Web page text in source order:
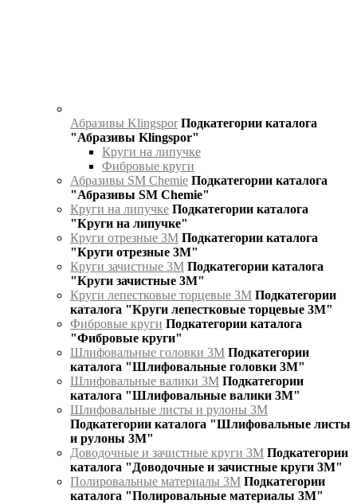
Абразивы Klingspor Подкатегории каталога
"Абразивы Klingspor"
Круги на липучке
Фибровые круги
Абразивы SM Chemie Подкатегории каталога
"Абразивы SM Chemie"
Круги на липучке Подкатегории каталога
"Круги на липучке"
Круги отрезные 3М Подкатегории каталога
"Круги отрезные 3М"
Круги зачистные 3М Подкатегории каталога
"Круги зачистные 3М"
Круги лепестковые торцевые 3М Подкатегории
каталога "Круги лепестковые торцевые 3М"
Фибровые круги Подкатегории каталога
"Фибровые круги"
Шлифовальные головки 3М Подкатегории
каталога "Шлифовальные головки 3М"
Шлифовальные валики 3М Подкатегории
каталога "Шлифовальные валики 3М"
Шлифовальные листы и рулоны 3М
Подкатегории каталога "Шлифовальные листы
и рулоны 3М"
Доводочные и зачистные круги 3М Подкатегории
каталога "Доводочные и зачистные круги 3М"
Полировальные материалы 3М Подкатегории
каталога "Полировальные материалы 3М"